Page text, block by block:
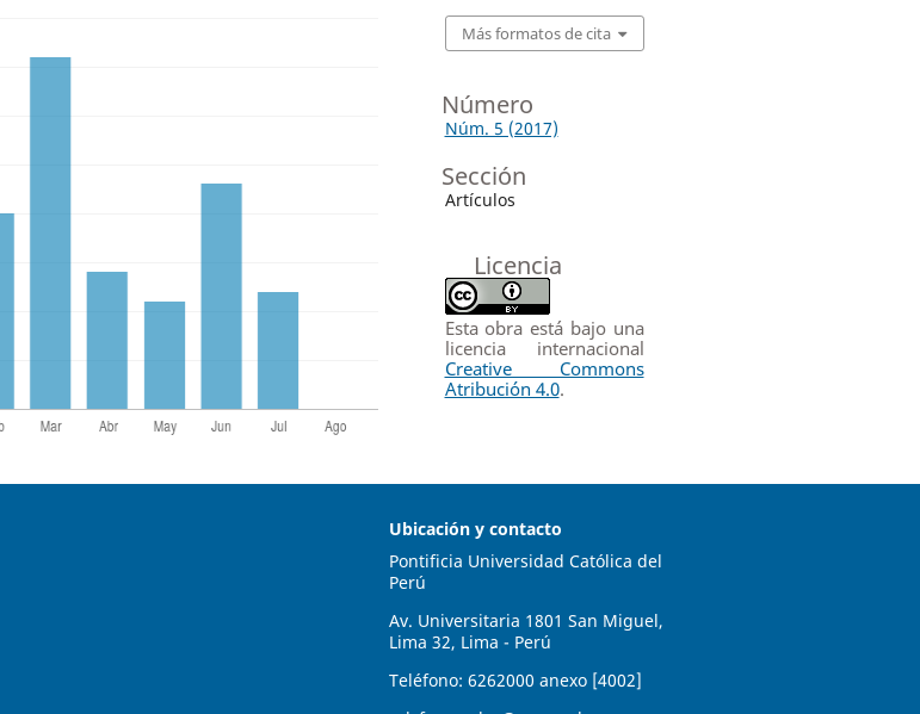
Más formatos de cita
Número
Núm. 5 (2017)
Sección
Artículos
Licencia
Esta obra está bajo una
licencia internacional
Creative Commons
Atribución 4.0.
Ubicación y contacto
Pontificia Universidad Católica del
Perú
Av. Universitaria 1801 San Miguel,
Lima 32, Lima - Perú
Teléfono: 6262000 anexo [4002]